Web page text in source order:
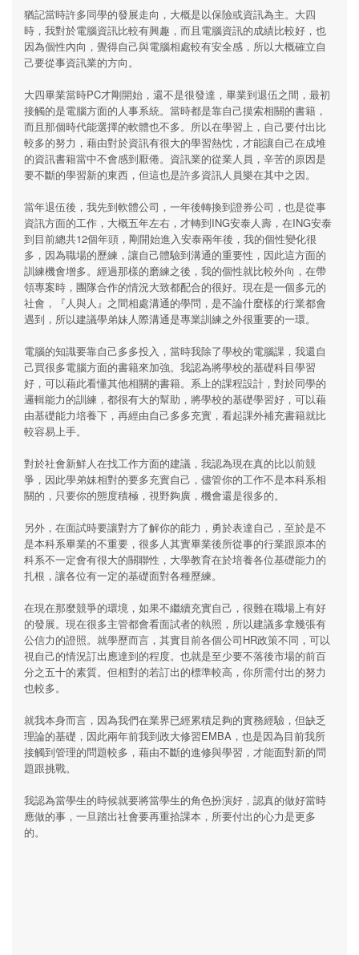
猶記當時許多同學的發展走向，大概是以保險或資訊為主。大四
時，我對於電腦資訊比較有興趣，而且電腦資訊的成績比較好，也
因為個性內向，覺得自己與電腦相處較有安全感，所以大概確立自
己要從事資訊業的方向。
大四畢業當時PC才剛開始，還不是很發達，畢業到退伍之間，最初
接觸的是電腦方面的人事系統。當時都是靠自己摸索相關的書籍，
而且那個時代能選擇的軟體也不多。所以在學習上，自己要付出比
較多的努力，藉由對於資訊有很大的學習熱忱，才能讓自己在成堆
的資訊書籍當中不會感到厭倦。資訊業的從業人員，辛苦的原因是
要不斷的學習新的東西，但這也是許多資訊人員樂在其中之因。
當年退伍後，我先到軟體公司，一年後轉換到證券公司，也是從事
資訊方面的工作，大概五年左右，才轉到ING安泰人壽，在ING安泰
到目前總共12個年頭，剛開始進入安泰兩年後，我的個性變化很
多，因為職場的歷練，讓自己體驗到溝通的重要性，因此這方面的
訓練機會增多。經過那樣的磨練之後，我的個性就比較外向，在帶
領專案時，團隊合作的情況大致都配合的很好。現在是一個多元的
社會，『人與人』之間相處溝通的學問，是不論什麼樣的行業都會
遇到，所以建議學弟妹人際溝通是專業訓練之外很重要的一環。
電腦的知識要靠自己多多投入，當時我除了學校的電腦課，我還自
己買很多電腦方面的書籍來加強。我認為將學校的基礎科目學習
好，可以藉此看懂其他相關的書籍。系上的課程設計，對於同學的
邏輯能力的訓練，都很有大的幫助，將學校的基礎學習好，可以藉
由基礎能力培養下，再經由自己多多充實，看起課外補充書籍就比
較容易上手。
對於社會新鮮人在找工作方面的建議，我認為現在真的比以前競
爭，因此學弟妹相對的要多充實自己，儘管你的工作不是本科系相
關的，只要你的態度積極，視野夠廣，機會還是很多的。
另外，在面試時要讓對方了解你的能力，勇於表達自己，至於是不
是本科系畢業的不重要，很多人其實畢業後所從事的行業跟原本的
科系不一定會有很大的關聯性，大學教育在於培養各位基礎能力的
扎根，讓各位有一定的基礎面對各種歷練。
在現在那麼競爭的環境，如果不繼續充實自己，很難在職場上有好
的發展。現在很多主管都會看面試者的執照，所以建議多拿幾張有
公信力的證照。就學歷而言，其實目前各個公司HR政策不同，可以
視自己的情況訂出應達到的程度。也就是至少要不落後市場的前百
分之五十的素質。但相對的若訂出的標準較高，你所需付出的努力
也較多。
就我本身而言，因為我們在業界已經累積足夠的實務經驗，但缺乏
理論的基礎，因此兩年前我到政大修習EMBA，也是因為目前我所
接觸到管理的問題較多，藉由不斷的進修與學習，才能面對新的問
題跟挑戰。
我認為當學生的時候就要將當學生的角色扮演好，認真的做好當時
應做的事，一旦踏出社會要再重拾課本，所要付出的心力是更多
的。